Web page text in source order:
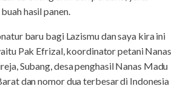
hasil panen.
baru bagi Lazismu dan saya kira ini
Pak Efrizal, koordinator petani Nanas
Subang, desa penghasil Nanas Madu
dan nomor dua terbesar di Indonesia